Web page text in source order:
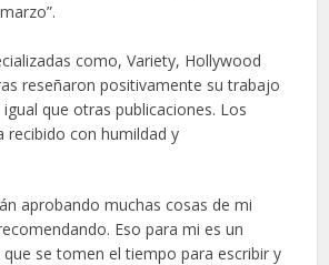
como, Variety, Hollywood
reseñaron positivamente su trabajo
que otras publicaciones. Los
recibido con humildad y
aprobando muchas cosas de mi
Eso para mi es un
se tomen el tiempo para escribir y